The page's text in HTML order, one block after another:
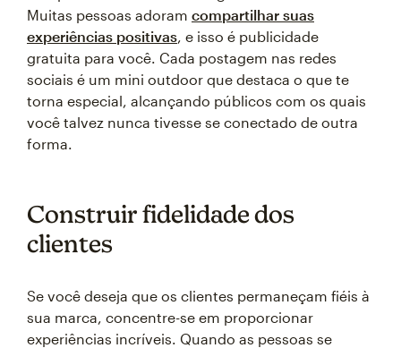
Muitas pessoas adoram compartilhar suas
experiências positivas, e isso é publicidade
gratuita para você. Cada postagem nas redes
sociais é um mini outdoor que destaca o que te
torna especial, alcançando públicos com os quais
você talvez nunca tivesse se conectado de outra
forma.
Construir fidelidade dos
clientes
Se você deseja que os clientes permaneçam fiéis à
sua marca, concentre-se em proporcionar
experiências incríveis. Quando as pessoas se